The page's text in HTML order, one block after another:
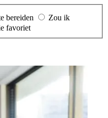
bereiden
Zou ik
favoriet